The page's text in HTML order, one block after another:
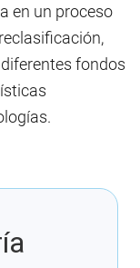
en un proceso
fondos